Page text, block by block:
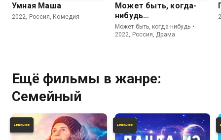
Умная Маша
2022, Россия, Комедия
Может быть, когда-
нибудь…
Может быть, когда-нибудь •
2022, Россия, Драма
Ещё фильмы в жанре:
Семейный